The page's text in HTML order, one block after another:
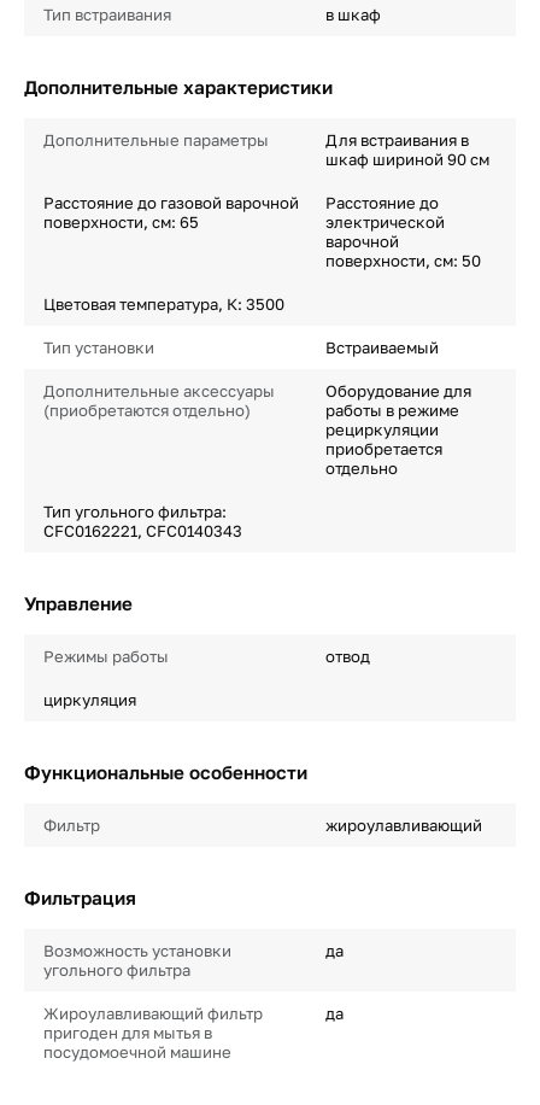
Тип встраивания в шкаф
Дополнительные характеристики
Дополнительные параметры
Для встраивания в
шкаф шириной 90 см
Расстояние до газовой варочной
поверхности, см: 65
Расстояние до
электрической
варочной
поверхности, см: 50
Цветовая температура, К: 3500
Тип установки Встраиваемый
Дополнительные аксессуары
(приобретаются отдельно)
Оборудование для
работы в режиме
рециркуляции
приобретается
отдельно
Тип угольного фильтра:
CFC0162221, CFC0140343
Управление
Режимы работы отвод
циркуляция
Функциональные особенности
Фильтр жироулавливающий
Фильтрация
Возможность установки
угольного фильтра
да
Жироулавливающий фильтр
пригоден для мытья в
посудомоечной машине
да